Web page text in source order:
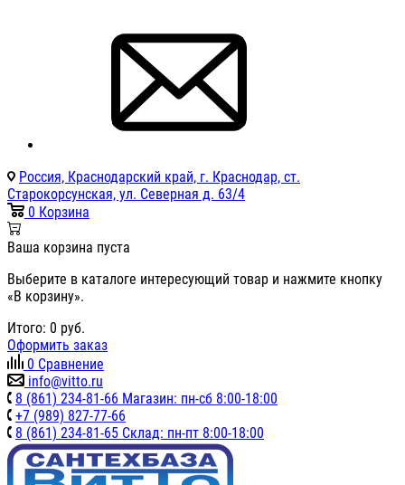
Россия, Краснодарский край, г. Краснодар, ст.
Старокорсунская, ул. Северная д. 63/4
0 Корзина
Ваша корзина пуста
Выберите в каталоге интересующий товар и нажмите кнопку
«В корзину».
Итого: 0 руб.
Оформить заказ
0 Сравнение
info@vitto.ru
8 (861) 234-81-66 Магазин: пн-сб 8:00-18:00
+7 (989) 827-77-66
8 (861) 234-81-65 Склад: пн-пт 8:00-18:00